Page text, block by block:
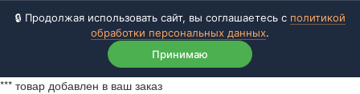
🔒 Продолжая использовать сайт, вы соглашаетесь с политикой
обработки персональных данных.
Принимаю
*** товар добавлен в ваш заказ